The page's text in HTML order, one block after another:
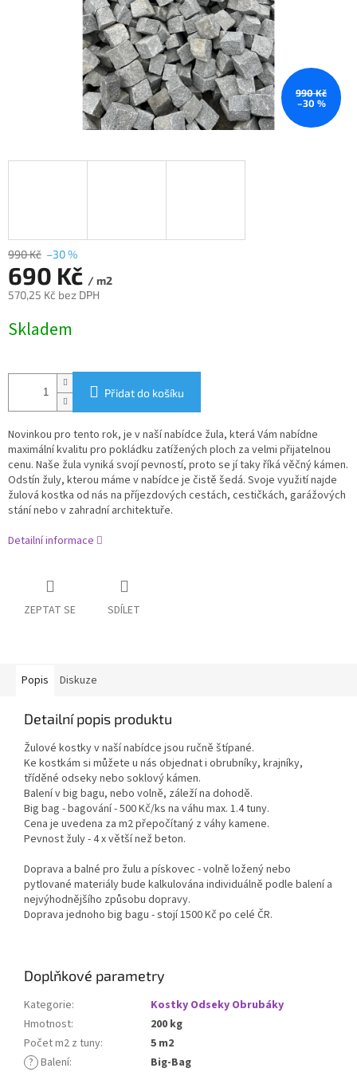
990 Kč
–30 %
990 Kč –30 %
690 Kč / m2
570,25 Kč bez DPH
cena:
Skladem
Přidat do košíku
Novinkou pro tento rok, je v naší nabídce žula, která Vám nabídne
maximální kvalitu pro pokládku zatížených ploch za velmi přijatelnou
cenu. Naše žula vyniká svojí pevností, proto se jí taky říká věčný kámen.
Odstín žuly, kterou máme v nabídce je čistě šedá. Svoje využití najde
žulová kostka od nás na příjezdových cestách, cestičkách, garážových
stání nebo v zahradní architektuře.
Detailní informace
ZEPTAT SE SDÍLET
Popis Diskuze
Detailní popis produktu
Žulové kostky v naší nabídce jsou ručně štípané.
Ke kostkám si můžete u nás objednat i obrubníky, krajníky,
tříděné odseky nebo soklový kámen.
Balení v big bagu, nebo volně, záleží na dohodě.
Big bag - bagování - 500 Kč/ks na váhu max. 1.4 tuny.
Cena je uvedena za m2 přepočítaný z váhy kamene.
Pevnost žuly - 4 x větší než beton.
Doprava a balné pro žulu a pískovec - volně ložený nebo
pytlované materiály bude kalkulována individuálně podle balení a
nejvýhodnějšího způsobu dopravy.
Doprava jednoho big bagu - stojí 1500 Kč po celé ČR.
Doplňkové parametry
Kategorie:
Kostky Odseky Obrubáky
Hmotnost:
200 kg
Počet m2 z tuny:
5 m2
? Balení: Big-Bag